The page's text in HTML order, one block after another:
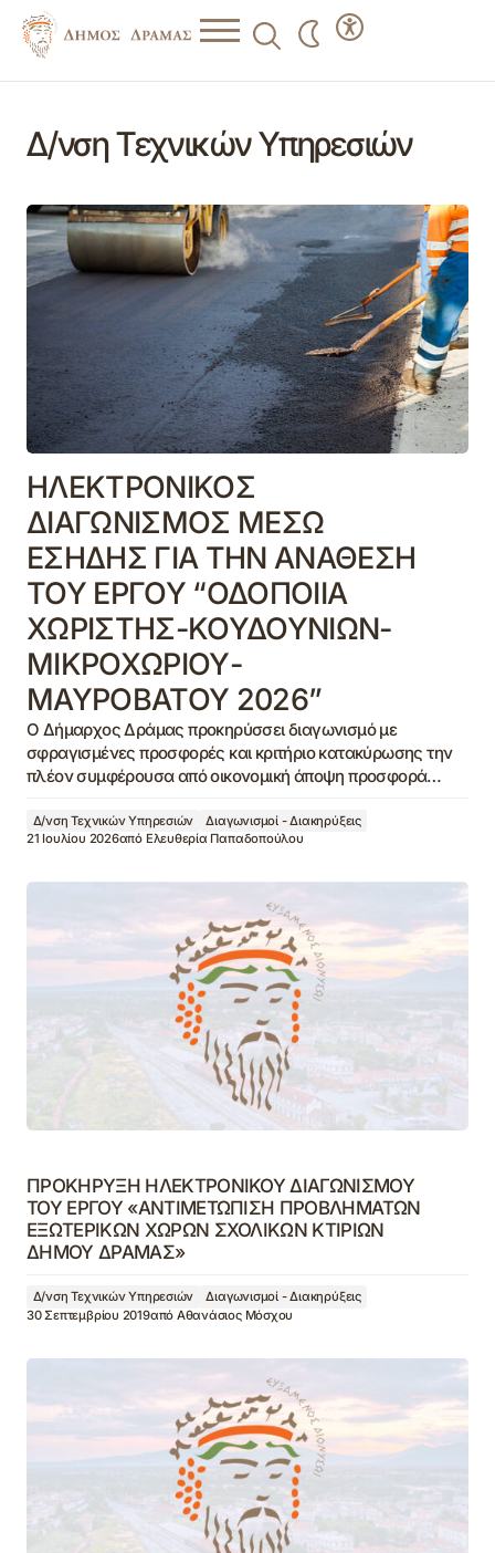
Δ/νση Τεχνικών Υπηρεσιών
ΗΛΕΚΤΡΟΝΙΚΟΣ
ΔΙΑΓΩΝΙΣΜΟΣ ΜΕΣΩ
ΕΣΗΔΗΣ ΓΙΑ ΤΗΝ ΑΝΑΘΕΣΗ
ΤΟΥ ΕΡΓΟΥ “ΟΔΟΠΟΙΙΑ
ΧΩΡΙΣΤΗΣ-ΚΟΥΔΟΥΝΙΩΝ-
ΜΙΚΡΟΧΩΡΙΟΥ-
ΜΑΥΡΟΒΑΤΟΥ 2026”
Ο Δήμαρχος Δράμας προκηρύσσει διαγωνισμό με
σφραγισμένες προσφορές και κριτήριο κατακύρωσης την
πλέον συμφέρουσα από οικονομική άποψη προσφορά…
Δ/νση Τεχνικών Υπηρεσιών
Διαγωνισμοί - Διακηρύξεις
21 Ιουλίου 2026από Ελευθερία Παπαδοπούλου
ΠΡΟΚΗΡΥΞΗ ΗΛΕΚΤΡΟΝΙΚΟΥ ΔΙΑΓΩΝΙΣΜΟΥ
ΤΟΥ ΕΡΓΟΥ «ΑΝΤΙΜΕΤΩΠΙΣΗ ΠΡΟΒΛΗΜΑΤΩΝ
ΕΞΩΤΕΡΙΚΩΝ ΧΩΡΩΝ ΣΧΟΛΙΚΩΝ ΚΤΙΡΙΩΝ
ΔΗΜΟΥ ΔΡΑΜΑΣ»
Δ/νση Τεχνικών Υπηρεσιών
Διαγωνισμοί - Διακηρύξεις
30 Σεπτεμβρίου 2019από Αθανάσιος Μόσχου